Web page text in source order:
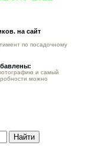
на сайт
по посадочному
и самый
можно